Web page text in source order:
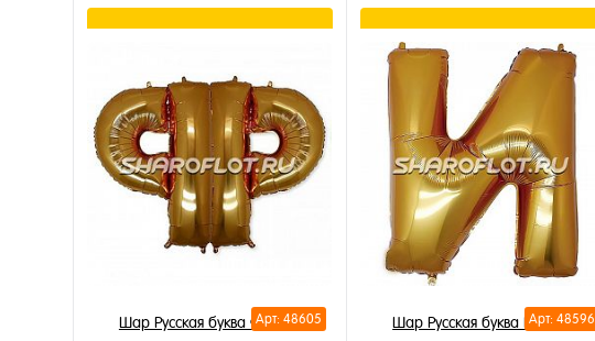
Купить в 1 клик
В избранное
В наличии
Купить в 1 клик
В избранное
В наличии
Арт: 48605
Шар Русская буква Ф 85см Арт: 48596
Шар Русская буква И 85см